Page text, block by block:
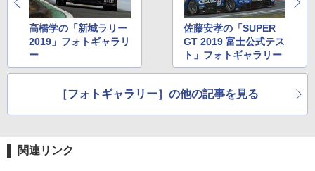
高橋学の「新城ラリー
2019」フォトギャラリ
ー
佐藤安孝の「SUPER
GT 2019 富士公式テス
ト」フォトギャラリー
［フォトギャラリー］の他の記事を見る
関連リンク